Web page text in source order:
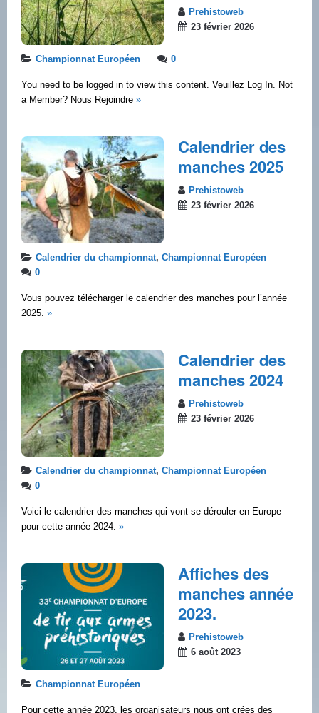
Prehistoweb
23 février 2026
Championnat Européen 0
You need to be logged in to view this content. Veuillez Log In. Not
a Member? Nous Rejoindre »
Calendrier des
manches 2025
Prehistoweb
23 février 2026
Calendrier du championnat, Championnat Européen
0
Vous pouvez télécharger le calendrier des manches pour l’année
2025. »
Calendrier des
manches 2024
Prehistoweb
23 février 2026
Calendrier du championnat, Championnat Européen
0
Voici le calendrier des manches qui vont se dérouler en Europe
pour cette année 2024. »
Affiches des
manches année
2023.
Prehistoweb
6 août 2023
Championnat Européen
Pour cette année 2023, les organisateurs nous ont crées des